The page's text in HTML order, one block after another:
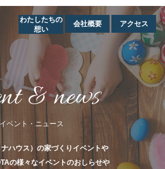
わたしたちの
想い
会社概要 アクセス
& news
イベント・ニュース
ハウス）の家づくりイベントや
の様々なイベントのおしらせや